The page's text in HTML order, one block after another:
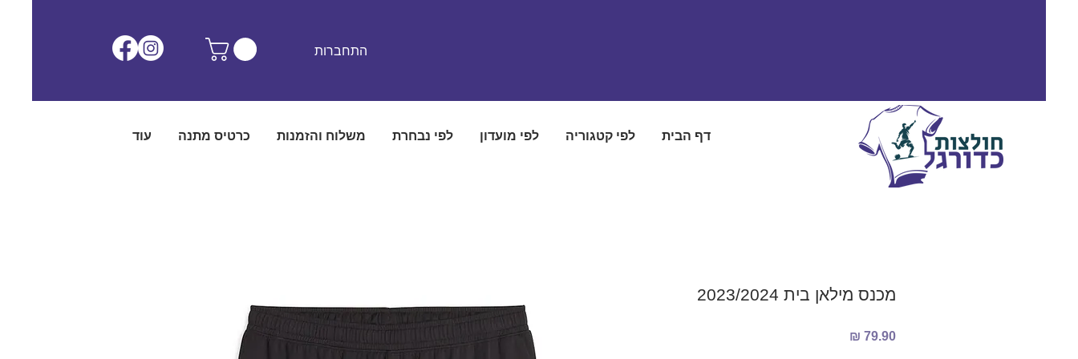
התחברות
דף הבית לפי קטגוריה לפי מועדון לפי נבחרת משלוח והזמנות כרטיס מתנה עוד
מכנס מילאן בית 2023/2024